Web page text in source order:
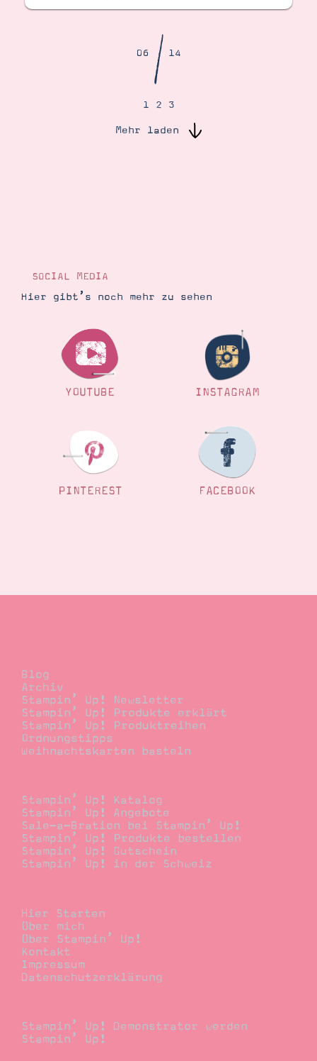
06/14
1 2 3
Mehr laden
SOCIAL MEDIA
Hier gibt’s noch mehr zu sehen
YOUTUBE INSTAGRAM
PINTEREST FACEBOOK
Blog
Archiv
Stampin’ Up! Newsletter
Stampin’ Up! Produkte erklärt
Stampin’ Up! Produktreihen
Ordnungstipps
Weihnachtskarten basteln
Stampin’ Up! Katalog
Stampin’ Up! Angebote
Sale-a-Bration bei Stampin’ Up!
Stampin’ Up! Produkte bestellen
Stampin’ Up! Gutschein
Stampin’ Up! in der Schweiz
Hier Starten
Über mich
Über Stampin’ Up!
Kontakt
Impressum
Datenschutzerklärung
Stampin’ Up! Demonstrator werden
Stampin’ Up!